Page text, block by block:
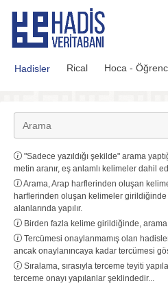
Hadis Veritabanı
Hadisler Rical Hoca -
"Sadece yazıldığı şekilde" arama
metin aranır, eş anlamlı kelimeler dahil
Arama, Arap harflerinden oluşan
harflerinden oluşan kelimeler girildiğinde
alanlarında yapılır.
Birden fazla kelime girildiğinde,
Tercümesi onaylanmamış olan
ancak onaylanıncaya kadar tercümesi
Sıralama, sırasıyla terceme teyiti
terceme onayı yapılanlar şeklindedir...